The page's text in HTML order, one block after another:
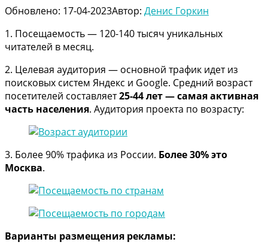
Обновлено: 17-04-2023Автор: Денис Горкин
1. Посещаемость — 120-140 тысяч уникальных
читателей в месяц.
2. Целевая аудитория — основной трафик идет из
поисковых систем Яндекс и Google. Средний возраст
посетителей составляет25-44 лет — самая активная
часть населения. Аудитория проекта по возрасту:
3. Более 90% трафика из России. Более 30% это
Москва.
Варианты размещения рекламы: